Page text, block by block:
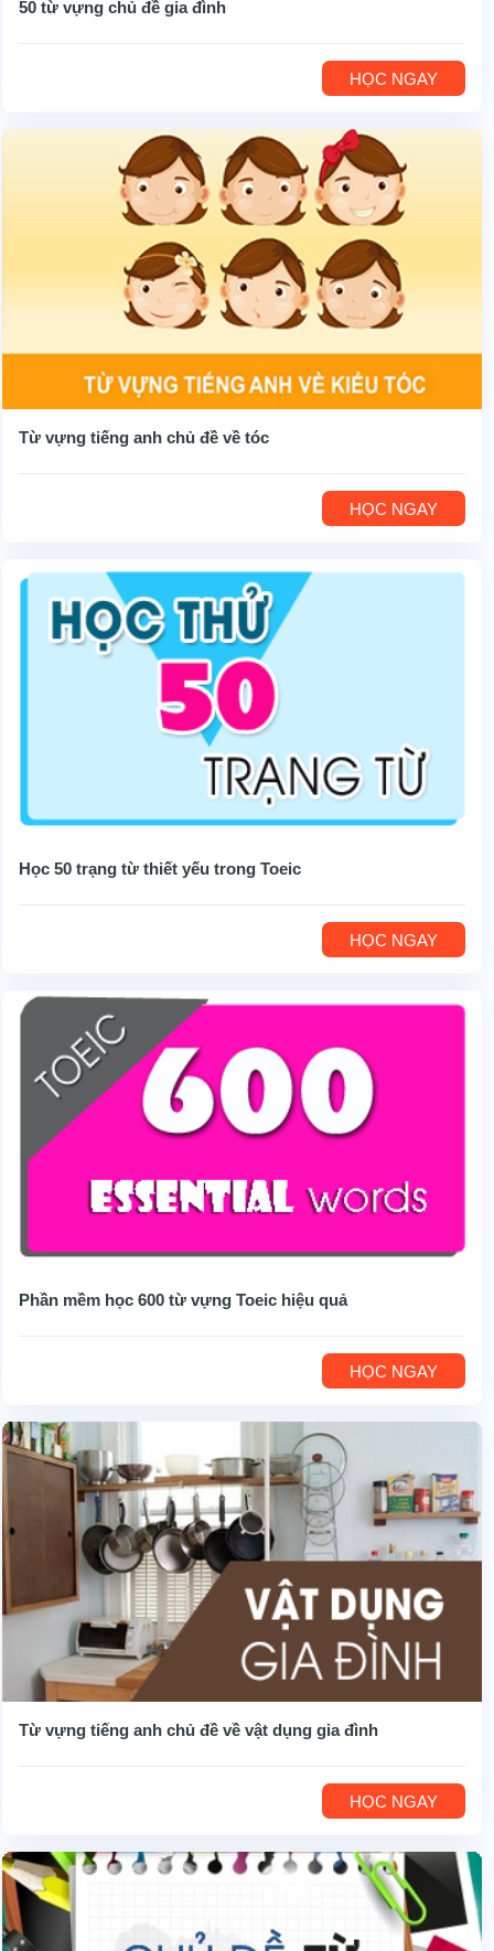
50 từ vựng chủ đề gia đình
HỌC NGAY
Từ vựng tiếng anh chủ đề về tóc
HỌC NGAY
Học 50 trạng từ thiết yếu trong Toeic
HỌC NGAY
Phần mềm học 600 từ vựng Toeic hiệu quả
HỌC NGAY
Từ vựng tiếng anh chủ đề về vật dụng gia đình
HỌC NGAY